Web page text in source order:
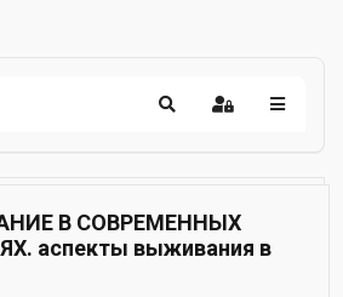
В СОВРЕМЕННЫХ
аспекты выживания в